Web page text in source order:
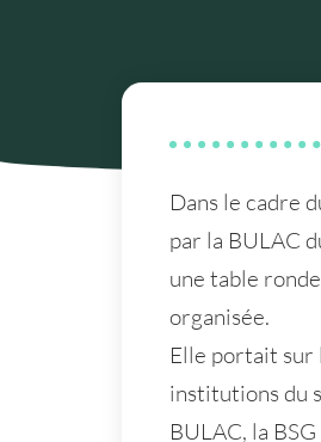
Dans le cadre
par la BULAC
une table
organisée.
Elle portait sur
institutions du
BULAC, la